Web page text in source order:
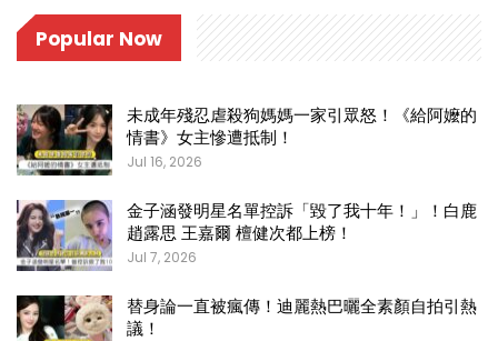
Popular Now
未成年殘忍虐殺狗媽媽一家引眾怒！《給阿嬤的
情書》女主慘遭抵制！
Jul 16, 2026
金子涵發明星名單控訴「毀了我十年！」！白鹿
趙露思 王嘉爾 檀健次都上榜！
Jul 7, 2026
替身論一直被瘋傳！迪麗熱巴曬全素顏自拍引熱
議！